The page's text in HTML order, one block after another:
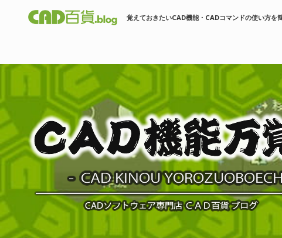
覚えておきたいCAD機能・CADコマンドの使い方を